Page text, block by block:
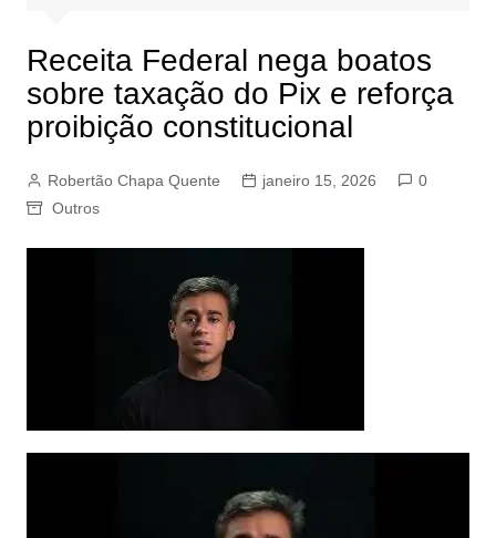
Receita Federal nega boatos
sobre taxação do Pix e reforça
proibição constitucional
Robertão Chapa Quente janeiro 15, 2026
0
Outros